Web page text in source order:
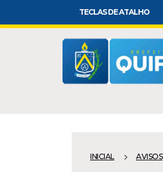
TECLAS DE ATALHO
INICIAL AVISOS